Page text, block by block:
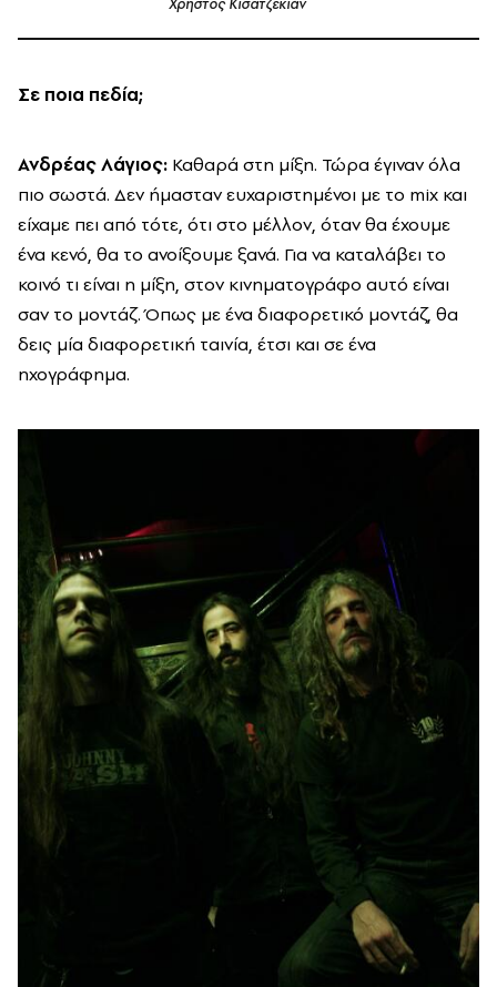
Χρήστος Κισατζεκιάν
Σε ποια πεδία;
Ανδρέας Λάγιος: Καθαρά στη μίξη. Τώρα έγιναν όλα
πιο σωστά. Δεν ήμασταν ευχαριστημένοι με το mix και
είχαμε πει από τότε, ότι στο μέλλον, όταν θα έχουμε
ένα κενό, θα το ανοίξουμε ξανά. Για να καταλάβει το
κοινό τι είναι η μίξη, στον κινηματογράφο αυτό είναι
σαν το μοντάζ. Όπως με ένα διαφορετικό μοντάζ, θα
δεις μία διαφορετική ταινία, έτσι και σε ένα
ηχογράφημα.